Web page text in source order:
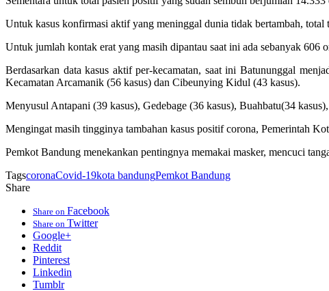
Untuk kasus konfirmasi aktif yang meninggal dunia tidak bertambah, total
Untuk jumlah kontak erat yang masih dipantau saat ini ada sebanyak
Berdasarkan data kasus aktif per-kecamatan, saat ini Batununggal
Kecamatan Arcamanik (56 kasus) dan Cibeunying Kidul (43 kasus).
Menyusul Antapani (39 kasus), Gedebage (36 kasus), Buahbatu(34
Mengingat masih tingginya tambahan kasus positif corona, Pemerintah
Pemkot Bandung menekankan pentingnya memakai masker, mencuci
TagscoronaCovid-19kota bandungPemkot Bandung
Share
Share on Facebook
Share on Twitter
Google+
Reddit
Pinterest
Linkedin
Tumblr